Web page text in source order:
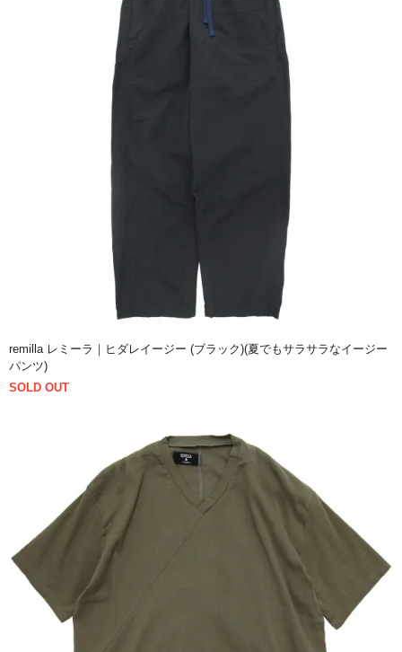
remilla レミーラ｜ヒダレイージー (ブラック)(夏でもサラサラなイージー
パンツ)
SOLD OUT